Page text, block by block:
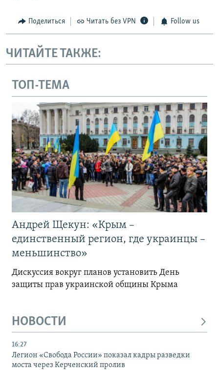
Поделиться Читать без VPN Follow us
ЧИТАЙТЕ ТАКЖЕ:
ТОП-ТЕМА
Андрей Щекун: «Крым –
единственный регион, где украинцы –
меньшинство»
Дискуссия вокруг планов установить День
защиты прав украинской общины Крыма
НОВОСТИ
16:27
Легион «Свобода России» показал кадры разведки
моста через Керченский пролив